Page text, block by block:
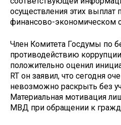
осуществления этих выплат
финансово-экономическом
Член Комитета Госдумы по
противодействию
положительно оценил
RT он заявил, что сегодня
невозможно раскрыть без
Материальная мотивация
МВД при обращении к